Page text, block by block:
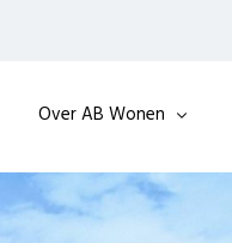
Over AB Wonen